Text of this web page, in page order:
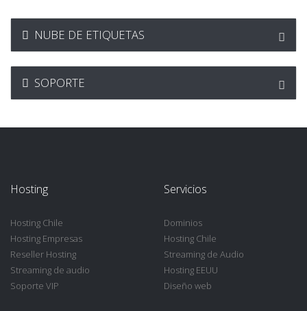
NUBE DE ETIQUETAS
SOPORTE
Hosting
Hosting Chile
Hosting Empresas
Reseller Hosting
Streaming de audio
Soporte VIP
Servicios
Dominios
Hosting Chile
Streaming de Audio
Hosting EEUU
Diseño web